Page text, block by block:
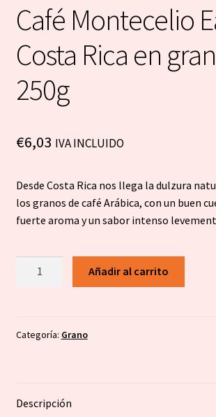
Café Montecelio
Costa Rica en
250g
€6,03 IVA INCLUIDO
Desde Costa Rica nos llega la dulzura
los granos de café Arábica, con un buen
fuerte aroma y un sabor intenso
Costa
-
Añadir al carrito
Categoría: Grano
Descripción